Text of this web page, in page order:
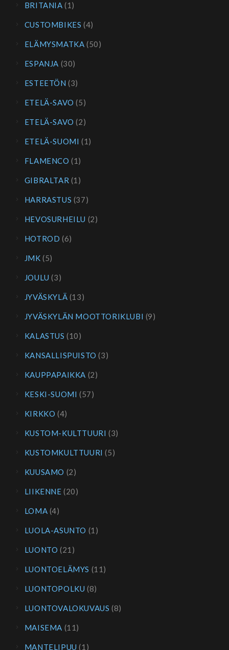
BRITANIA (1)
CUSTOMBIKES (4)
ELÄMYSMATKA (50)
ESPANJA (30)
ESTEETÖN (3)
ETELÄ-SAVO (5)
ETELÄ-SAVO (2)
ETELÄ-SUOMI (1)
FLAMENCO (1)
GIBRALTAR (1)
HARRASTUS (37)
HEVOSURHEILU (2)
HOTROD (6)
JMK (5)
JOULU (3)
JYVÄSKYLÄ (13)
JYVÄSKYLÄN MOOTTORIKLUBI (9)
KALASTUS (10)
KANSALLISPUISTO (3)
KAUPPAPAIKKA (2)
KESKI-SUOMI (57)
KIRKKO (4)
KUSTOM-KULTTUURI (3)
KUSTOMKULTTUURI (5)
KUUSAMO (2)
LIIKENNE (20)
LOMA (4)
LUOLA-ASUNTO (1)
LUONTO (21)
LUONTOELÄMYS (11)
LUONTOPOLKU (8)
LUONTOVALOKUVAUS (8)
MAISEMA (11)
MANTELIPUU (1)